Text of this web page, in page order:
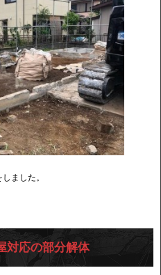
ました。
対応の部分解体